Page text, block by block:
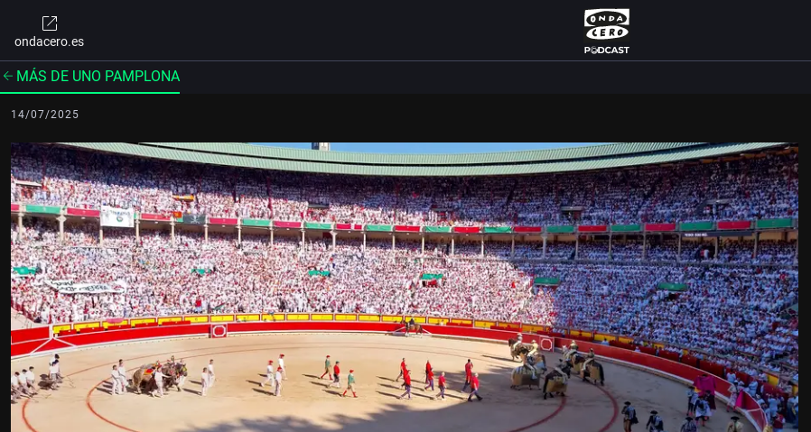
ondacero.es
MÁS DE UNO PAMPLONA
14/07/2025